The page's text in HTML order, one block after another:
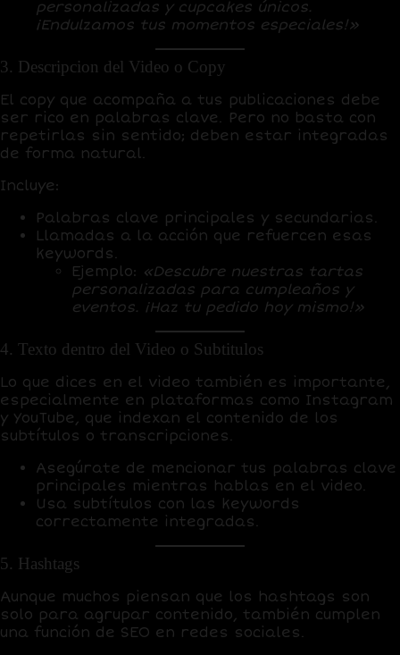
personalizadas y cupcakes únicos.
¡Endulzamos tus momentos especiales!»
3. Descripcion del Video o Copy
El copy que acompaña a tus publicaciones debe
ser rico en palabras clave. Pero no basta con
repetirlas sin sentido; deben estar integradas
de forma natural.
Incluye:
Palabras clave principales y secundarias.
Llamadas a la acción que refuercen esas
keywords.
Ejemplo: «Descubre nuestras tartas
personalizadas para cumpleaños y
eventos. ¡Haz tu pedido hoy mismo!»
4. Texto dentro del Video o Subtitulos
Lo que dices en el video también es importante,
especialmente en plataformas como Instagram
y YouTube, que indexan el contenido de los
subtítulos o transcripciones.
Asegúrate de mencionar tus palabras clave
principales mientras hablas en el video.
Usa subtítulos con las keywords
correctamente integradas.
5. Hashtags
Aunque muchos piensan que los hashtags son
solo para agrupar contenido, también cumplen
una función de SEO en redes sociales.